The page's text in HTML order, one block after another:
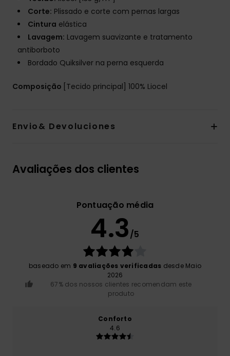
Corte: Plissado e corte com pernas largas
Cintura elástica
Lavagem: Lavagem suavizante e tratamento
antiborboto
Bordado Quiksilver na perna esquerda
Composição [Tecido principal] 100% Liocel
Envio& Devoluciones
Avaliações dos clientes
Pontuação média
4.3/5
baseado em 9 avaliações verificadas desde Maio
2026
67% dos nossos clientes recomendam este
produto
Conforto
4.6